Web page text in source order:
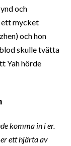
och
mycket
och hon
skulle tvätta
Yah hörde
komma in i er.
ett hjärta av